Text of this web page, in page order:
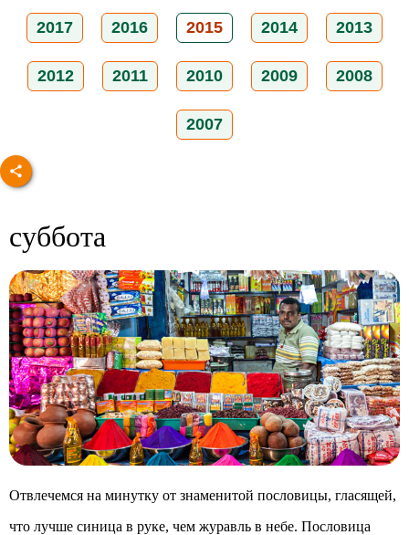
2017 2016 2015 2014 2013
2012 2011 2010 2009 2008
2007
суббота
Отвлечемся на минутку от знаменитой пословицы, гласящей,
что лучше синица в руке, чем журавль в небе. Пословица